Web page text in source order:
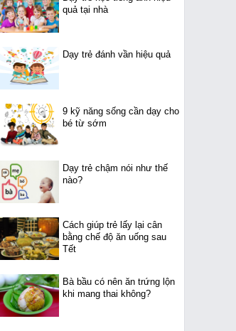
quả tại nhà
Dạy trẻ đánh vần hiệu quả
9 kỹ năng sống cần dạy cho
bé từ sớm
Dạy trẻ chậm nói như thế
nào?
Cách giúp trẻ lấy lại cân
bằng chế độ ăn uống sau
Tết
Bà bầu có nên ăn trứng lộn
khi mang thai không?